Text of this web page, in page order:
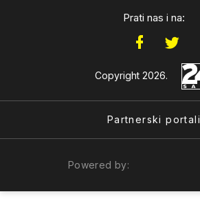
Prati nas i na:
Copyright 2026.
Partnerski portali
Powered by: